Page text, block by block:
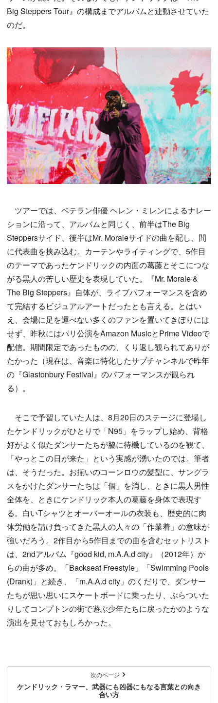
Big Steppers Tour』の構成までアルバムと連動させていた
のだ。
ツアーでは、ベテラン俳優 ヘレン・ミレンによるナレー
ションに沿って、アルバムと同じく、前半はThe Big
Steppersサイド、後半はMr. Moraleサイドの曲を配し、間
に代表曲を挟み込む。カーテンやライティングで、5作目
のテーマであったケンドリックの内面の葛藤とそこにつな
がる黒人の苦しい歴史を表現していた。『Mr. Morale &
The Big Steppers』自体が、ライブパフォーマンスを含め
て完結するビジュアルアートだったとも言える。とはい
え、会場に足を運べない多くのファンを置いてきぼりには
せず、昨秋にはパリ公演をAmazon MusicとPrime Videoで
配信。期間限定であったものの、くり返し観られてありが
たかった（現在は、音楽に特化したサブチャンネルで昨年
の『Glastonbury Festival』のパフォーマンスが観られ
る）。
そこで予習していた人は、8月20日のステージに登場し
たケンドリックがひとりで「N95」をラップし始め、背格
好がよく似たダンサーたちが脇に待機しているのを観て、
「やっとこの日が来た」という実感が湧いたのでは。筆者
は、そうだった。お揃いのコーンロウの髪型に、サングラ
スをかけたダンサーたちは「個」を消し、ときに黒人男性
全体を、ときにケンドリック本人の葛藤を身体で表現す
る。白いTシャツとオーバーオールの衣装も、歴史的に肉
体労働を請け負ってきた黒人の人々の「作業着」の意味が
強いだろう。2作目から5作目までの曲を含むセットリスト
は、2ndアルバム『good kid, m.A.A.d city』（2012年）か
らの曲が多め。「Backseat Freestyle」「Swimming Pools
(Drank)」と続き、「m.A.A.d city」のくだりで、ダンサー
たちが思い思いにスケートボードに乗ったり、ぶらついた
りしてコンプトンの街で遊ぶ少年たちに戻ったかのような
演出を見せておもしろかった。
次のページ
ケンドリック・ラマー、武器にも凶器にもなる言葉との向き
合い方